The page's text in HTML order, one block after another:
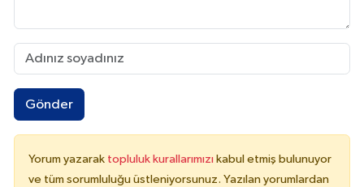
Gönder
Yorum yazarak topluluk kurallarımızı kabul etmiş bulunuyor
ve tüm sorumluluğu üstleniyorsunuz. Yazılan yorumlardan